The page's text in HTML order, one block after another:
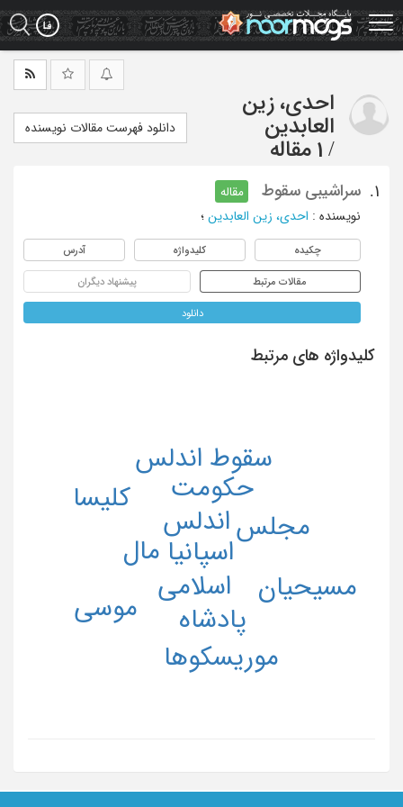
Skip
to
main
احدی، زین
العابدین
/ 1 مقاله
دانلود فهرست مقالات نویسنده
1. سراشیبی سقوط
مقاله
نویسنده : احدی، زین العابدین ؛
چکیده کلیدواژه آدرس
مقالات مرتبط پیشنهاد دیگران
دانلود
کلیدواژه های مرتبط
اسپانیا
اسلامی
اندلس
پادشاه
حکومت
سقوط اندلس
مال
مجلس
مسیحیان
موریسکوها
موسی
کلیسا